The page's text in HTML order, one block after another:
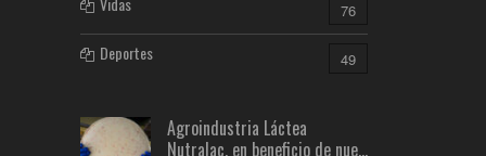
76
Deportes 49
Agroindustria Láctea
Nutralac, en beneficio de nue...